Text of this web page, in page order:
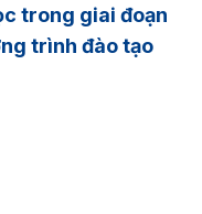
trong giai đoạn
trình đào tạo